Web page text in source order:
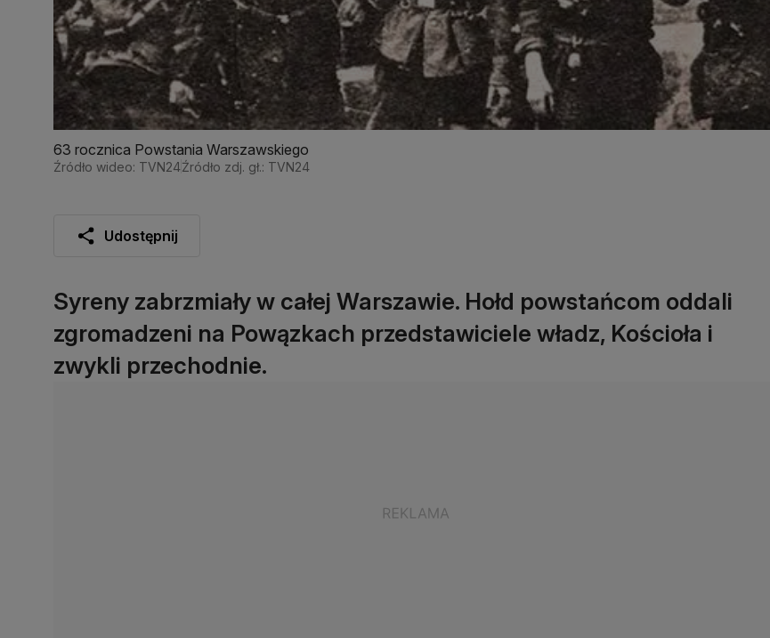
63 rocznica Powstania Warszawskiego
Źródło wideo: TVN24Źródło zdj. gł.: TVN24
Udostępnij
Syreny zabrzmiały w całej Warszawie. Hołd powstańcom oddali
zgromadzeni na Powązkach przedstawiciele władz, Kościoła i
zwykli przechodnie.